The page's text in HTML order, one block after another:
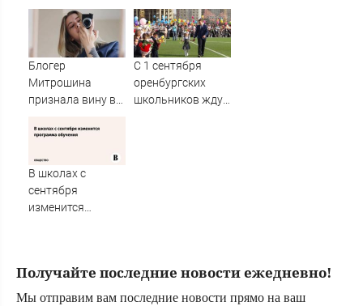
этом учебном
году будут
длиннее зимних
Блогер
Митрошина
признала вину в
С 1 сентября
оренбургских
школьников ждут
В школах с
сентября
изменится
Получайте последние новости ежедневно!
Мы отправим вам последние новости прямо на ваш